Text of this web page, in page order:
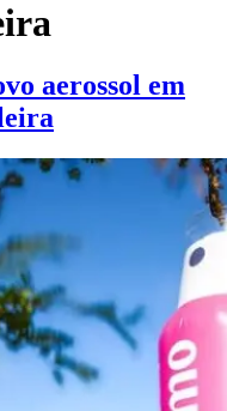
aerossol em